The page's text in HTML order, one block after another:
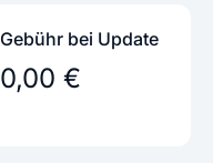
Gebühr bei Update
0,00 €